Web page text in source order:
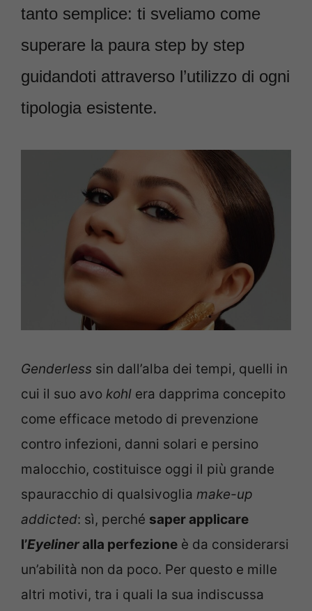
tanto semplice: ti sveliamo come
superare la paura step by step
guidandoti attraverso l’utilizzo di ogni
tipologia esistente.
Genderless sin dall’alba dei tempi, quelli in
cui il suo avo kohl era dapprima concepito
come efficace metodo di prevenzione
contro infezioni, danni solari e persino
malocchio, costituisce oggi il più grande
spauracchio di qualsivoglia make-up
addicted: sì, perché saper applicare
l’Eyelineralla perfezione è da considerarsi
un’abilità non da poco. Per questo e mille
altri motivi, tra i quali la sua indiscussa